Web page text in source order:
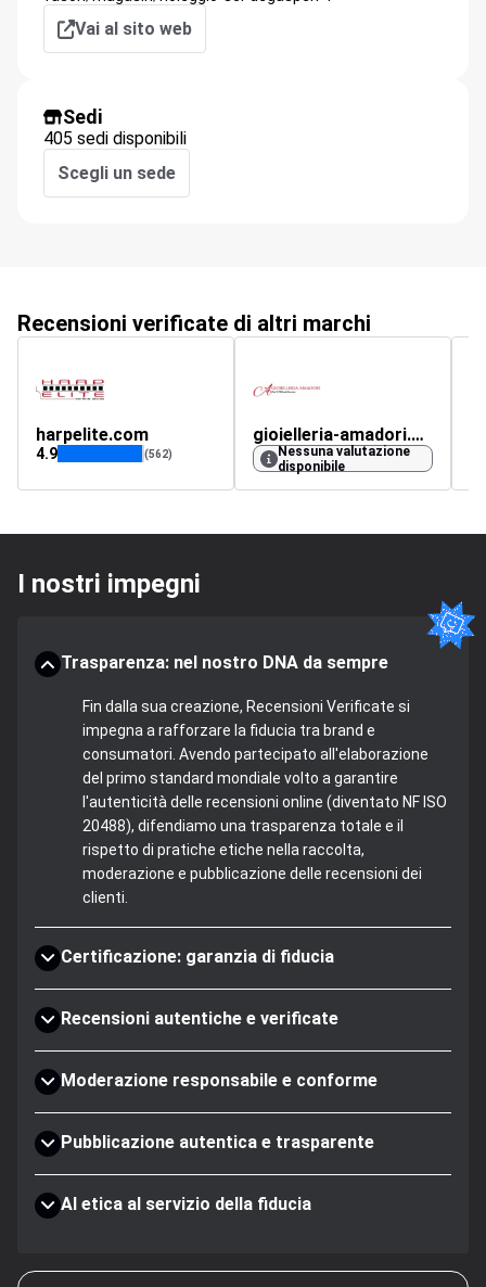
Vai al sito web
Sedi
405 sedi disponibili
Scegli un sede
Recensioni verificate di altri marchi
harpelite.com
4.9 (562)
gioielleria-amadori.com
Nessuna valutazione
disponibile
I nostri impegni
Trasparenza: nel nostro DNA da sempre
Fin dalla sua creazione, Recensioni Verificate si
impegna a rafforzare la fiducia tra brand e
consumatori. Avendo partecipato all'elaborazione
del primo standard mondiale volto a garantire
l'autenticità delle recensioni online (diventato NF ISO
20488), difendiamo una trasparenza totale e il
rispetto di pratiche etiche nella raccolta,
moderazione e pubblicazione delle recensioni dei
clienti.
Certificazione: garanzia di fiducia
Recensioni autentiche e verificate
Moderazione responsabile e conforme
Pubblicazione autentica e trasparente
AI etica al servizio della fiducia